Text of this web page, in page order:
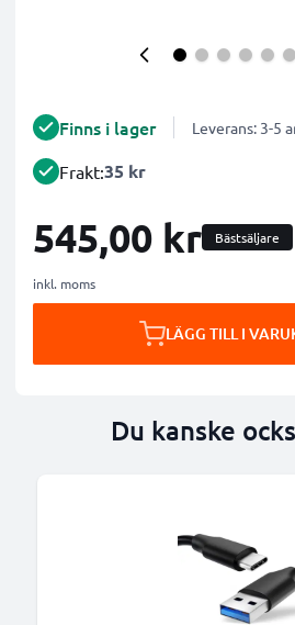
Finns i lager Leverans: 3-5
Frakt:35 kr
545,00 kr Bästsäljare
inkl. moms
LÄGG TILL I
Du kanske